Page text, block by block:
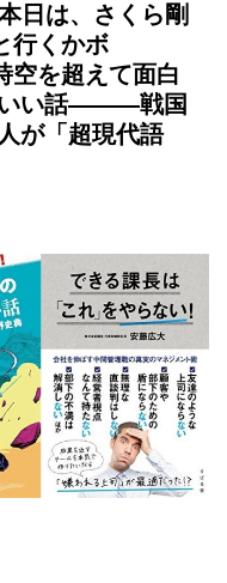
日は、さくら剛
行くかボ
空を超えて面白
いい話―――戦国
が「超現代語